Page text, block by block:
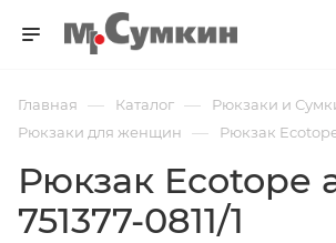
Главная — Каталог — Рюкзаки и
Рюкзаки для женщин — Рюкзак Ecotope
Рюкзак Ecotope
751377-0811/1